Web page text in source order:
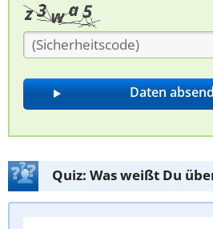
Quiz: Was weißt Du